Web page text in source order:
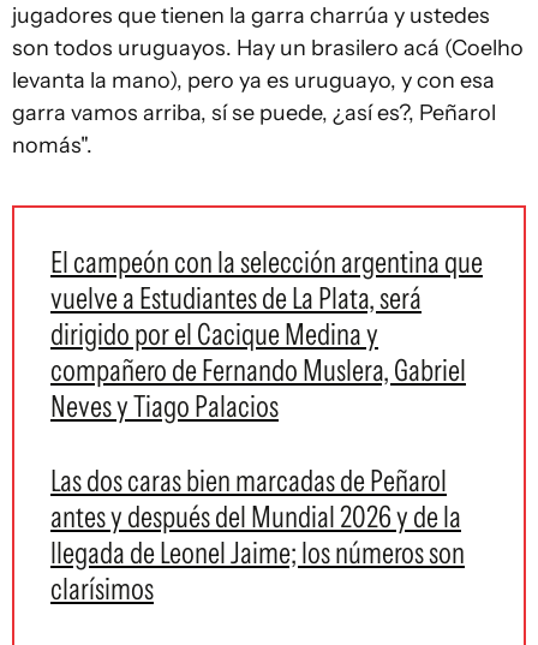
jugadores que tienen la garra charrúa y ustedes
son todos uruguayos. Hay un brasilero acá (Coelho
levanta la mano), pero ya es uruguayo, y con esa
garra vamos arriba, sí se puede, ¿así es?, Peñarol
nomás".
El campeón con la selección argentina que
vuelve a Estudiantes de La Plata, será
dirigido por el Cacique Medina y
compañero de Fernando Muslera, Gabriel
Neves y Tiago Palacios
Las dos caras bien marcadas de Peñarol
antes y después del Mundial 2026 y de la
llegada de Leonel Jaime; los números son
clarísimos